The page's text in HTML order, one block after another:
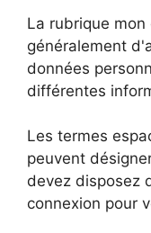
La rubrique
généralement
données
différentes
Les termes
peuvent
devez disposez
connexion pour